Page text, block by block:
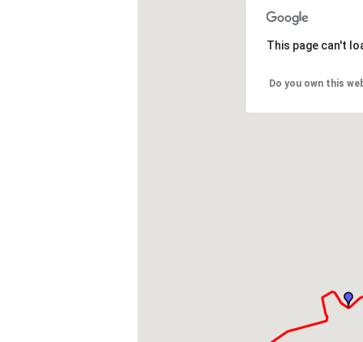
This page can't
Do you own this